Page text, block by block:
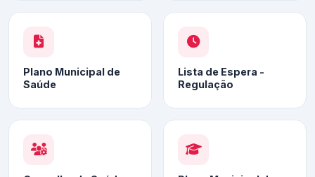
Plano Municipal de
Saúde
Lista de Espera -
Regulação